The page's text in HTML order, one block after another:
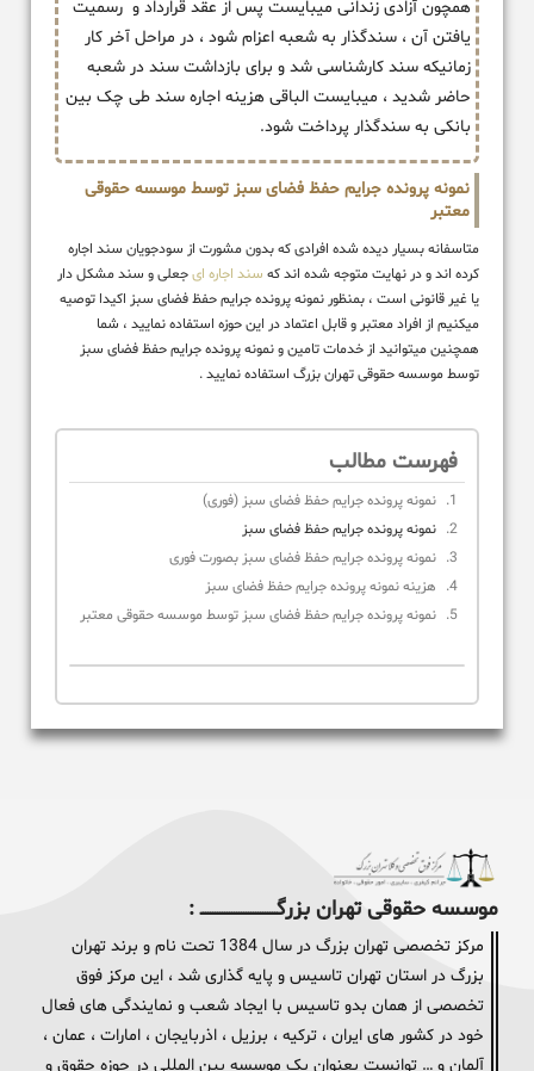
همچون آزادی زندانی میبایست پس از عقد قرارداد و رسمیت
یافتن آن ، سندگذار به شعبه اعزام شود ، در مراحل آخر کار
زمانیکه سند کارشناسی شد و برای بازداشت سند در شعبه
حاضر شدید ، میبایست الباقی هزینه اجاره سند طی چک بین
بانکی به سندگذار پرداخت شود.
نمونه پرونده جرایم حفظ فضای سبز توسط موسسه حقوقی
معتبر
متاسفانه بسیار دیده شده افرادی که بدون مشورت از سودجویان سند اجاره
کرده اند و در نهایت متوجه شده اند که سند اجاره ایجعلی و سند مشکل دار
یا غیر قانونی است ، بمنظور نمونه پرونده جرایم حفظ فضای سبز اکیدا توصیه
میکنیم از افراد معتبر و قابل اعتماد در این حوزه استفاده نمایید ، شما
همچنین میتوانید از خدمات تامین و نمونه پرونده جرایم حفظ فضای سبز
توسط موسسه حقوقی تهران بزرگ استفاده نمایید .
فهرست مطالب
نمونه پرونده جرایم حفظ فضای سبز (فوری)
نمونه پرونده جرایم حفظ فضای سبز
نمونه پرونده جرایم حفظ فضای سبز بصورت فوری
هزینه نمونه پرونده جرایم حفظ فضای سبز
نمونه پرونده جرایم حفظ فضای سبز توسط موسسه حقوقی معتبر
موسسه حقوقی تهران بزرگــــــــــــــــــــــــــــــــ :
مرکز تخصصی تهران بزرگ در سال 1384 تحت نام و برند تهران
بزرگ در استان تهران تاسیس و پایه گذاری شد ، این مرکز فوق
تخصصی از همان بدو تاسیس با ایجاد شعب و نمایندگی های فعال
خود در کشور های ایران ، ترکیه ، برزیل ، اذربایجان ، امارات ، عمان ،
آلمان و … توانست بعنوان یک موسسه بین المللی در حوزه حقوق و